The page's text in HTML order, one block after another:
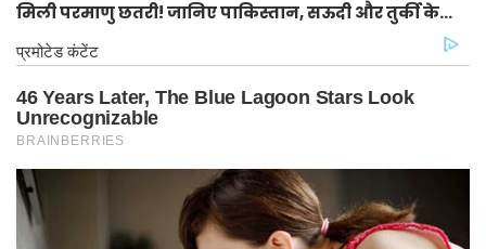
मिली परमाणु छतरी! जानिए पाकिस्तान, सऊदी और तुर्की के
सैन्य गठबंधन के मायने